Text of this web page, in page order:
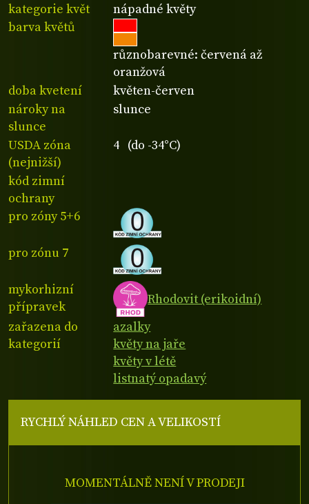
kategorie květ
nápadné květy
barva květů
různobarevné: červená až
oranžová
doba kvetení
květen-červen
nároky na
slunce
slunce
USDA zóna
(nejnižší)
4 (do -34°C)
kód zimní
ochrany
pro zóny 5+6
pro zónu 7
mykorhizní
přípravek
Rhodovit (erikoidní)
zařazena do
kategorií
azalky
květy na jaře
květy v létě
listnatý opadavý
RYCHLÝ NÁHLED CEN A VELIKOSTÍ
MOMENTÁLNĚ NENÍ V PRODEJI